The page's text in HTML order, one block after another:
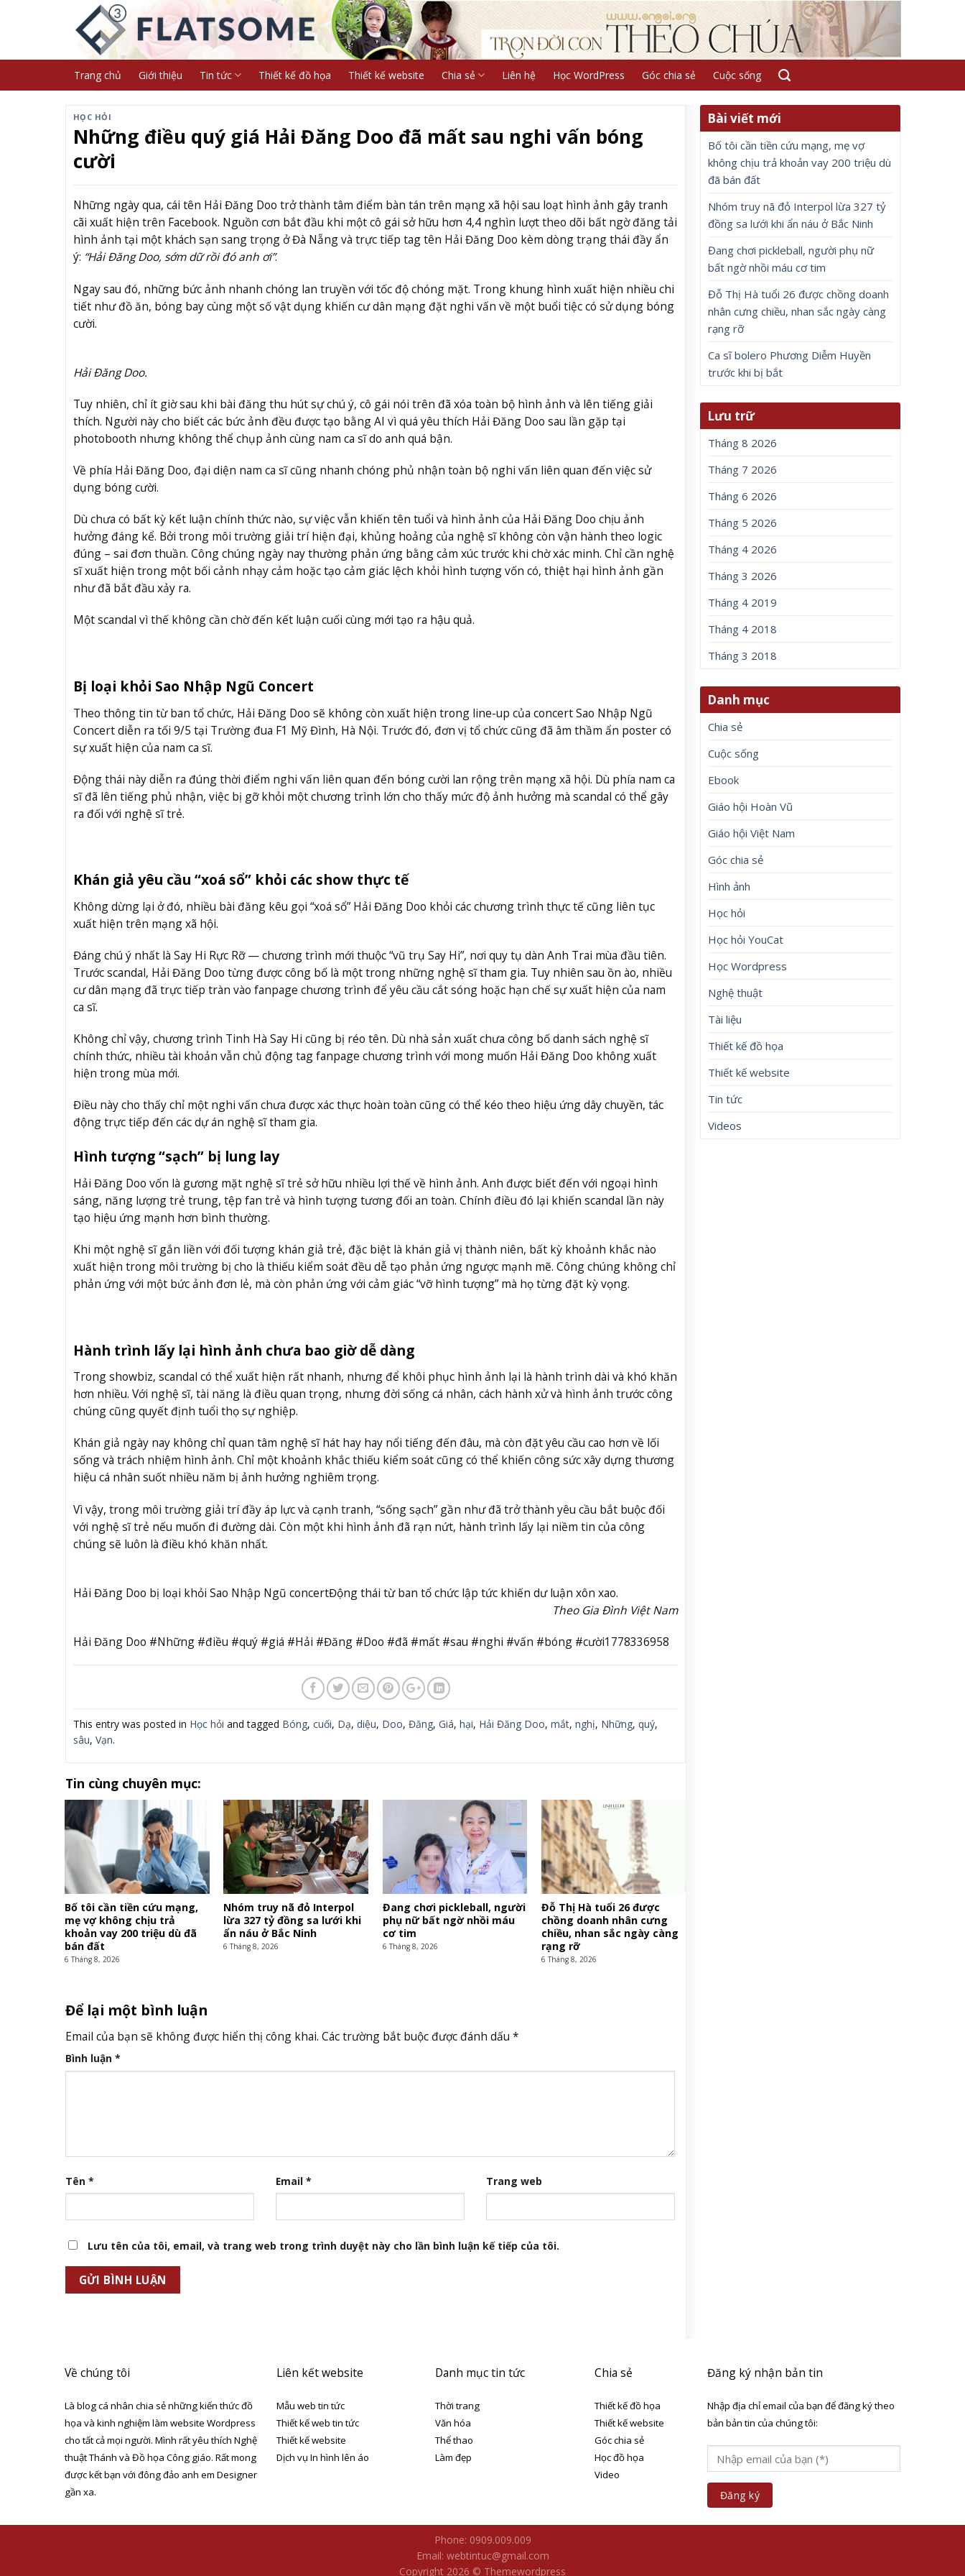
Trang chủ Giới thiệu Tin tức Thiết kế đồ họa Thiết kế website Chia sẻ Liên hệ Học WordPress Góc chia sẻ Cuộc sống
HỌC HỎI
Những điều quý giá Hải Đăng Doo đã mất sau nghi vấn bóng
cười
Những ngày qua, cái tên Hải Đăng Doo trở thành tâm điểm bàn tán trên mạng xã hội sau loạt hình ảnh gây tranh
cãi xuất hiện trên Facebook. Nguồn cơn bắt đầu khi một cô gái sở hữu hơn 4,4 nghìn lượt theo dõi bất ngờ đăng tải
hình ảnh tại một khách sạn sang trọng ở Đà Nẵng và trực tiếp tag tên Hải Đăng Doo kèm dòng trạng thái đầy ẩn
ý: “Hải Đăng Doo, sớm dữ rồi đó anh ơi”.
Ngay sau đó, những bức ảnh nhanh chóng lan truyền với tốc độ chóng mặt. Trong khung hình xuất hiện nhiều chi
tiết như đồ ăn, bóng bay cùng một số vật dụng khiến cư dân mạng đặt nghi vấn về một buổi tiệc có sử dụng bóng
cười.
Hải Đăng Doo.
Tuy nhiên, chỉ ít giờ sau khi bài đăng thu hút sự chú ý, cô gái nói trên đã xóa toàn bộ hình ảnh và lên tiếng giải
thích. Người này cho biết các bức ảnh đều được tạo bằng AI vì quá yêu thích Hải Đăng Doo sau lần gặp tại
photobooth nhưng không thể chụp ảnh cùng nam ca sĩ do anh quá bận.
Về phía Hải Đăng Doo, đại diện nam ca sĩ cũng nhanh chóng phủ nhận toàn bộ nghi vấn liên quan đến việc sử
dụng bóng cười.
Dù chưa có bất kỳ kết luận chính thức nào, sự việc vẫn khiến tên tuổi và hình ảnh của Hải Đăng Doo chịu ảnh
hưởng đáng kể. Bởi trong môi trường giải trí hiện đại, khủng hoảng của nghệ sĩ không còn vận hành theo logic
đúng – sai đơn thuần. Công chúng ngày nay thường phản ứng bằng cảm xúc trước khi chờ xác minh. Chỉ cần nghệ
sĩ xuất hiện trong một bối cảnh nhạy cảm hoặc tạo cảm giác lệch khỏi hình tượng vốn có, thiệt hại hình ảnh gần
như đã bắt đầu xảy ra.
Một scandal vì thế không cần chờ đến kết luận cuối cùng mới tạo ra hậu quả.
Bị loại khỏi Sao Nhập Ngũ Concert
Theo thông tin từ ban tổ chức, Hải Đăng Doo sẽ không còn xuất hiện trong line-up của concert Sao Nhập Ngũ
Concert diễn ra tối 9/5 tại Trường đua F1 Mỹ Đình, Hà Nội. Trước đó, đơn vị tổ chức cũng đã âm thầm ẩn poster có
sự xuất hiện của nam ca sĩ.
Động thái này diễn ra đúng thời điểm nghi vấn liên quan đến bóng cười lan rộng trên mạng xã hội. Dù phía nam ca
sĩ đã lên tiếng phủ nhận, việc bị gỡ khỏi một chương trình lớn cho thấy mức độ ảnh hưởng mà scandal có thể gây
ra đối với nghệ sĩ trẻ.
Khán giả yêu cầu “xoá sổ” khỏi các show thực tế
Không dừng lại ở đó, nhiều bài đăng kêu gọi “xoá sổ” Hải Đăng Doo khỏi các chương trình thực tế cũng liên tục
xuất hiện trên mạng xã hội.
Đáng chú ý nhất là Say Hi Rực Rỡ — chương trình mới thuộc “vũ trụ Say Hi”, nơi quy tụ dàn Anh Trai mùa đầu tiên.
Trước scandal, Hải Đăng Doo từng được công bố là một trong những nghệ sĩ tham gia. Tuy nhiên sau ồn ào, nhiều
cư dân mạng đã trực tiếp tràn vào fanpage chương trình để yêu cầu cắt sóng hoặc hạn chế sự xuất hiện của nam
ca sĩ.
Không chỉ vậy, chương trình Tinh Hà Say Hi cũng bị réo tên. Dù nhà sản xuất chưa công bố danh sách nghệ sĩ
chính thức, nhiều tài khoản vẫn chủ động tag fanpage chương trình với mong muốn Hải Đăng Doo không xuất
hiện trong mùa mới.
Điều này cho thấy chỉ một nghi vấn chưa được xác thực hoàn toàn cũng có thể kéo theo hiệu ứng dây chuyền, tác
động trực tiếp đến các dự án nghệ sĩ tham gia.
Hình tượng “sạch” bị lung lay
Hải Đăng Doo vốn là gương mặt nghệ sĩ trẻ sở hữu nhiều lợi thế về hình ảnh. Anh được biết đến với ngoại hình
sáng, năng lượng trẻ trung, tệp fan trẻ và hình tượng tương đối an toàn. Chính điều đó lại khiến scandal lần này
tạo hiệu ứng mạnh hơn bình thường.
Khi một nghệ sĩ gắn liền với đối tượng khán giả trẻ, đặc biệt là khán giả vị thành niên, bất kỳ khoảnh khắc nào
xuất hiện trong môi trường bị cho là thiếu kiểm soát đều dễ tạo phản ứng ngược mạnh mẽ. Công chúng không chỉ
phản ứng với một bức ảnh đơn lẻ, mà còn phản ứng với cảm giác “vỡ hình tượng” mà họ từng đặt kỳ vọng.
Hành trình lấy lại hình ảnh chưa bao giờ dễ dàng
Trong showbiz, scandal có thể xuất hiện rất nhanh, nhưng để khôi phục hình ảnh lại là hành trình dài và khó khăn
hơn nhiều. Với nghệ sĩ, tài năng là điều quan trọng, nhưng đời sống cá nhân, cách hành xử và hình ảnh trước công
chúng cũng quyết định tuổi thọ sự nghiệp.
Khán giả ngày nay không chỉ quan tâm nghệ sĩ hát hay hay nổi tiếng đến đâu, mà còn đặt yêu cầu cao hơn về lối
sống và trách nhiệm hình ảnh. Chỉ một khoảnh khắc thiếu kiểm soát cũng có thể khiến công sức xây dựng thương
hiệu cá nhân suốt nhiều năm bị ảnh hưởng nghiêm trọng.
Vì vậy, trong môi trường giải trí đầy áp lực và cạnh tranh, “sống sạch” gần như đã trở thành yêu cầu bắt buộc đối
với nghệ sĩ trẻ nếu muốn đi đường dài. Còn một khi hình ảnh đã rạn nứt, hành trình lấy lại niềm tin của công
chúng sẽ luôn là điều khó khăn nhất.
Hải Đăng Doo bị loại khỏi Sao Nhập Ngũ concertĐộng thái từ ban tổ chức lập tức khiến dư luận xôn xao.
Theo Gia Đình Việt Nam
Hải Đăng Doo #Những #điều #quý #giá #Hải #Đăng #Doo #đã #mất #sau #nghi #vấn #bóng #cười1778336958
This entry was posted in Học hỏi and tagged Bóng, cuối, Dạ, diệu, Doo, Đăng, Giá, hại, Hải Đăng Doo, mắt, nghị, Những, quý,
sâu, Vạn.
Tin cùng chuyên mục:
Bố tôi cần tiền cứu mạng,
mẹ vợ không chịu trả
khoản vay 200 triệu dù đã
bán đất
6 Tháng 8, 2026
Nhóm truy nã đỏ Interpol
lừa 327 tỷ đồng sa lưới khi
ẩn náu ở Bắc Ninh
6 Tháng 8, 2026
Đang chơi pickleball, người
phụ nữ bất ngờ nhồi máu
cơ tim
6 Tháng 8, 2026
Đỗ Thị Hà tuổi 26 được
chồng doanh nhân cưng
chiều, nhan sắc ngày càng
rạng rỡ
6 Tháng 8, 2026
Để lại một bình luận
Email của bạn sẽ không được hiển thị công khai. Các trường bắt buộc được đánh dấu *
Bình luận *
Tên * Email * Trang web
Lưu tên của tôi, email, và trang web trong trình duyệt này cho lần bình luận kế tiếp của tôi.
Bài viết mới
Bố tôi cần tiền cứu mạng, mẹ vợ
không chịu trả khoản vay 200 triệu dù
đã bán đất
Nhóm truy nã đỏ Interpol lừa 327 tỷ
đồng sa lưới khi ẩn náu ở Bắc Ninh
Đang chơi pickleball, người phụ nữ
bất ngờ nhồi máu cơ tim
Đỗ Thị Hà tuổi 26 được chồng doanh
nhân cưng chiều, nhan sắc ngày càng
rạng rỡ
Ca sĩ bolero Phương Diễm Huyền
trước khi bị bắt
Lưu trữ
Tháng 8 2026
Tháng 7 2026
Tháng 6 2026
Tháng 5 2026
Tháng 4 2026
Tháng 3 2026
Tháng 4 2019
Tháng 4 2018
Tháng 3 2018
Danh mục
Chia sẻ
Cuộc sống
Ebook
Giáo hội Hoàn Vũ
Giáo hội Việt Nam
Góc chia sẻ
Hình ảnh
Học hỏi
Học hỏi YouCat
Học Wordpress
Nghệ thuật
Tài liệu
Thiết kế đồ họa
Thiết kế website
Tin tức
Videos
Về chúng tôi
Là blog cá nhân chia sẻ những kiến thức đồ
họa và kinh nghiệm làm website Wordpress
cho tất cả mọi người. Mình rất yêu thích Nghệ
thuật Thánh và Đồ họa Công giáo. Rất mong
được kết bạn với đông đảo anh em Designer
gần xa.
Liên kết website
Mẫu web tin tức
Thiết kế web tin tức
Thiết kế website
Dịch vụ In hình lên áo
Danh mục tin tức
Thời trang
Văn hóa
Thể thao
Làm đẹp
Chia sẻ
Thiết kế đồ họa
Thiết kế website
Góc chia sẻ
Học đồ họa
Video
Đăng ký nhận bản tin
Nhập địa chỉ email của bạn để đăng ký theo
bản bản tin của chúng tôi:
Phone: 0909.009.009
Email: webtintuc@gmail.com
Copyright 2026 © Themewordpress